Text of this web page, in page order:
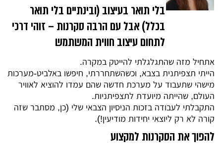
בלי תואר בעיצוב (ובינתיים בלי תואר
בכלל) אבל עם הרבה סקרנות – זוהי דרכי
לתחום עיצוב חווית המשתמש
אתחיל מזה שהתגלגלתי להייטק במקרה.
הייתי תצפיתנית בצבא, וכשהשתחררתי, חיפשו באלביט-מערכות
מישהי שתעבוד על מערכת חדשה שהם עמדו להוציא לאוויר
העולם, שהייתה מיועדת לתצפיתניות.
התקבלתי לעבודה בזכות הניסיון הצבאי שלי (כן, מסתבר שזה
קורה לא רק ליוצאי יחידות מודיעין!).
להפוך את הסקרנות למקצוע